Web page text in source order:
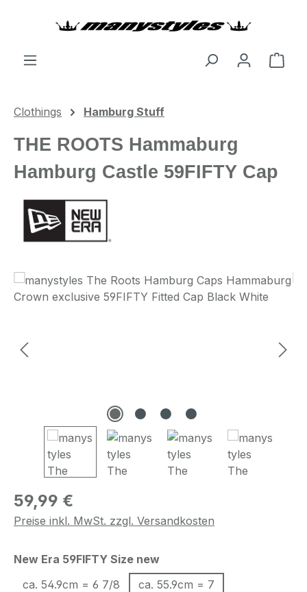
Clothings Hamburg Stuff
THE ROOTS Hammaburg
Hamburg Castle 59FIFTY Cap
Bildergalerie überspringen
Regulärer Preis:
59,99 €
Preise inkl. MwSt. zzgl. Versandkosten
New Era 59FIFTY Size newauswählen
ca. 54.9cm = 6 7/8
ca. 55.9cm = 7